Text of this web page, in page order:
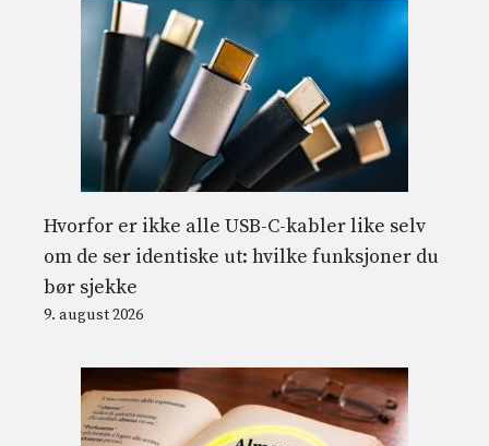
Hvorfor er ikke alle USB-C-kabler like selv
om de ser identiske ut: hvilke funksjoner du
bør sjekke
9. august 2026